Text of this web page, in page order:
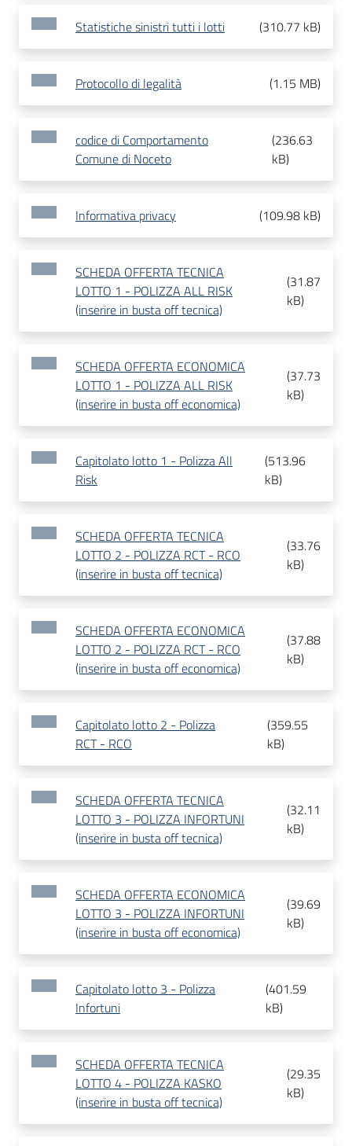
Statistiche sinistri tutti i lotti (310.77 kB)
Protocollo di legalità (1.15 MB)
codice di Comportamento
Comune di Noceto
(236.63
kB)
Informativa privacy (109.98 kB)
SCHEDA OFFERTA TECNICA
LOTTO 1 - POLIZZA ALL RISK
(inserire in busta off tecnica)
(31.87
kB)
SCHEDA OFFERTA ECONOMICA
LOTTO 1 - POLIZZA ALL RISK
(inserire in busta off economica)
(37.73
kB)
Capitolato lotto 1 - Polizza All
Risk
(513.96
kB)
SCHEDA OFFERTA TECNICA
LOTTO 2 - POLIZZA RCT - RCO
(inserire in busta off tecnica)
(33.76
kB)
SCHEDA OFFERTA ECONOMICA
LOTTO 2 - POLIZZA RCT - RCO
(inserire in busta off economica)
(37.88
kB)
Capitolato lotto 2 - Polizza
RCT - RCO
(359.55
kB)
SCHEDA OFFERTA TECNICA
LOTTO 3 - POLIZZA INFORTUNI
(inserire in busta off tecnica)
(32.11
kB)
SCHEDA OFFERTA ECONOMICA
LOTTO 3 - POLIZZA INFORTUNI
(inserire in busta off economica)
(39.69
kB)
Capitolato lotto 3 - Polizza
Infortuni
(401.59
kB)
SCHEDA OFFERTA TECNICA
LOTTO 4 - POLIZZA KASKO
(inserire in busta off tecnica)
(29.35
kB)